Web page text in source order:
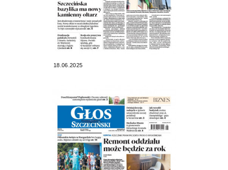
18.06.2025